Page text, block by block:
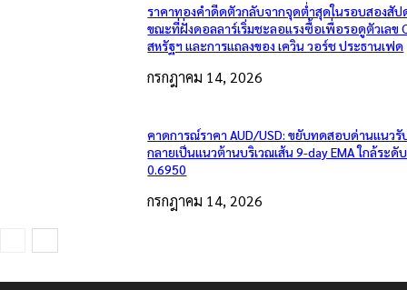
ราคาทองคำดีดตัวกลับจากจุดต่ำสุดในรอบสองสัป
ขณะที่ฝั่งดอลลาร์เริ่มชะลอแรงซื้อเพื่อรอดูตัวเลข
สหรัฐฯ และการแถลงของ เควิน วอร์ช ประธานเฟด
กรกฎาคม 14, 2026
คาดการณ์ราคา AUD/USD: ขยับทดสอบด่านแนวรั
กลายเป็นแนวต้านบริเวณเส้น 9-day EMA ใกล้ระดับ
0.6950
กรกฎาคม 14, 2026